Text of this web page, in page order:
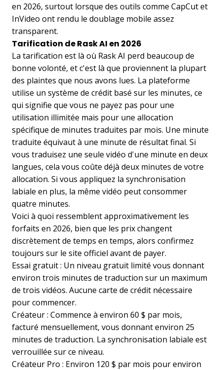
en 2026, surtout lorsque des outils comme CapCut et
InVideo ont rendu le doublage mobile assez
transparent.
Tarification de Rask AI en 2026
La tarification est là où Rask AI perd beaucoup de
bonne volonté, et c'est là que proviennent la plupart
des plaintes que nous avons lues. La plateforme
utilise un système de crédit basé sur les minutes, ce
qui signifie que vous ne payez pas pour une
utilisation illimitée mais pour une allocation
spécifique de minutes traduites par mois. Une minute
traduite équivaut à une minute de résultat final. Si
vous traduisez une seule vidéo d'une minute en deux
langues, cela vous coûte déjà deux minutes de votre
allocation. Si vous appliquez la synchronisation
labiale en plus, la même vidéo peut consommer
quatre minutes.
Voici à quoi ressemblent approximativement les
forfaits en 2026, bien que les prix changent
discrètement de temps en temps, alors confirmez
toujours sur le site officiel avant de payer.
Essai gratuit : Un niveau gratuit limité vous donnant
environ trois minutes de traduction sur un maximum
de trois vidéos. Aucune carte de crédit nécessaire
pour commencer.
Créateur : Commence à environ 60 $ par mois,
facturé mensuellement, vous donnant environ 25
minutes de traduction. La synchronisation labiale est
verrouillée sur ce niveau.
Créateur Pro : Environ 120 $ par mois pour environ